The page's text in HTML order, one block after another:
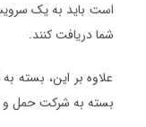
است باید به یک
شما دریافت کنند.
علاوه بر این، بسته
بسته به شرکت حمل و